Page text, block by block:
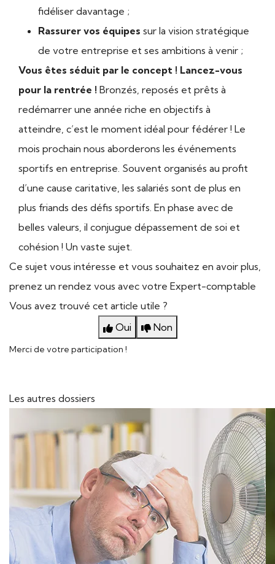
fidéliser davantage ;
Rassurer vos équipes sur la vision stratégique
de votre entreprise et ses ambitions à venir ;
Vous êtes séduit par le concept ! Lancez-vous
pour la rentrée ! Bronzés, reposés et prêts à
redémarrer une année riche en objectifs à
atteindre, c’est le moment idéal pour fédérer ! Le
mois prochain nous aborderons les événements
sportifs en entreprise. Souvent organisés au profit
d’une cause caritative, les salariés sont de plus en
plus friands des défis sportifs. En phase avec de
belles valeurs, il conjugue dépassement de soi et
cohésion ! Un vaste sujet.
Ce sujet vous intéresse et vous souhaitez en avoir plus,
prenez un rendez vous avec votre Expert-comptable
Vous avez trouvé cet article utile ?
Oui
Non
Merci de votre participation !
Les autres dossiers